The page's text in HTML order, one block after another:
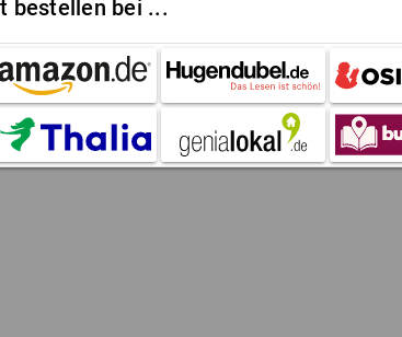
bestellen bei ...